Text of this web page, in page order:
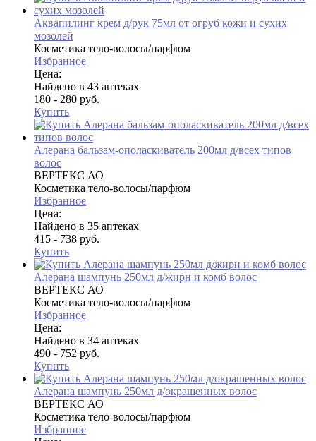
Аквапилинг крем д/рук 75мл от огруб кожи и сухих
мозолей
Косметика тело-волосы/парфюм
Избранное
Цена:
Найдено в 43 аптеках
180 - 280 руб.
Купить
Алерана бальзам-ополаскиватель 200мл д/всех типов
волос
ВЕРТЕКС АО
Косметика тело-волосы/парфюм
Избранное
Цена:
Найдено в 35 аптеках
415 - 738 руб.
Купить
Алерана шампунь 250мл д/жирн и комб волос
ВЕРТЕКС АО
Косметика тело-волосы/парфюм
Избранное
Цена:
Найдено в 34 аптеках
490 - 752 руб.
Купить
Алерана шампунь 250мл д/окрашенных волос
ВЕРТЕКС АО
Косметика тело-волосы/парфюм
Избранное